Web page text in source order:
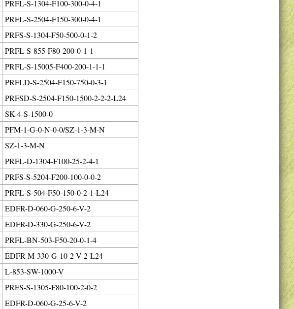
PRFL-S-1304-F100-300-0-4-1
PRFL-S-2504-F150-300-0-4-1
PRFS-S-1304-F50-500-0-1-2
PRFL-S-855-F80-200-0-1-1
PRFL-S-15005-F400-200-1-1-1
PRFLD-S-2504-F150-750-0-3-1
PRFSD-S-2504-F150-1500-2-2-2-L24
SK-4-S-1500-0
PFM-1-G-0-N-0-0/SZ-1-3-M-N
SZ-1-3-M-N
PRFL-D-1304-F100-25-2-4-1
PRFS-S-5204-F200-100-0-0-2
PRFL-S-504-F50-150-0-2-1-L24
EDFR-D-060-G-250-6-V-2
EDFR-D-330-G-250-6-V-2
PRFL-BN-503-F50-20-0-1-4
EDFR-M-330-G-10-2-V-2-L24
L-853-SW-1000-V
PRFS-S-1305-F80-100-2-0-2
EDFR-D-060-G-25-6-V-2